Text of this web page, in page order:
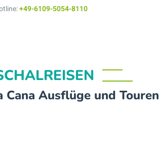
+49-6109-5054-8110
Cana Ausflüge und Touren